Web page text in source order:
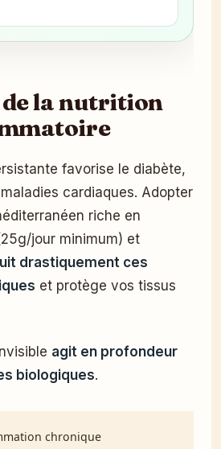
la nutrition
favorise le diabète,
maladies cardiaques. Adopter
riche en
jour minimum) et
drastiquement ces
et protège vos tissus
agit en profondeur
biologiques.
chronique